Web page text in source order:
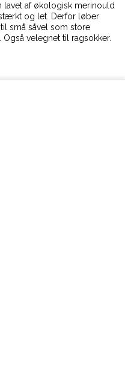
lavet af økologisk merinould
og let. Derfor løber
små såvel som store
velegnet til ragsokker.